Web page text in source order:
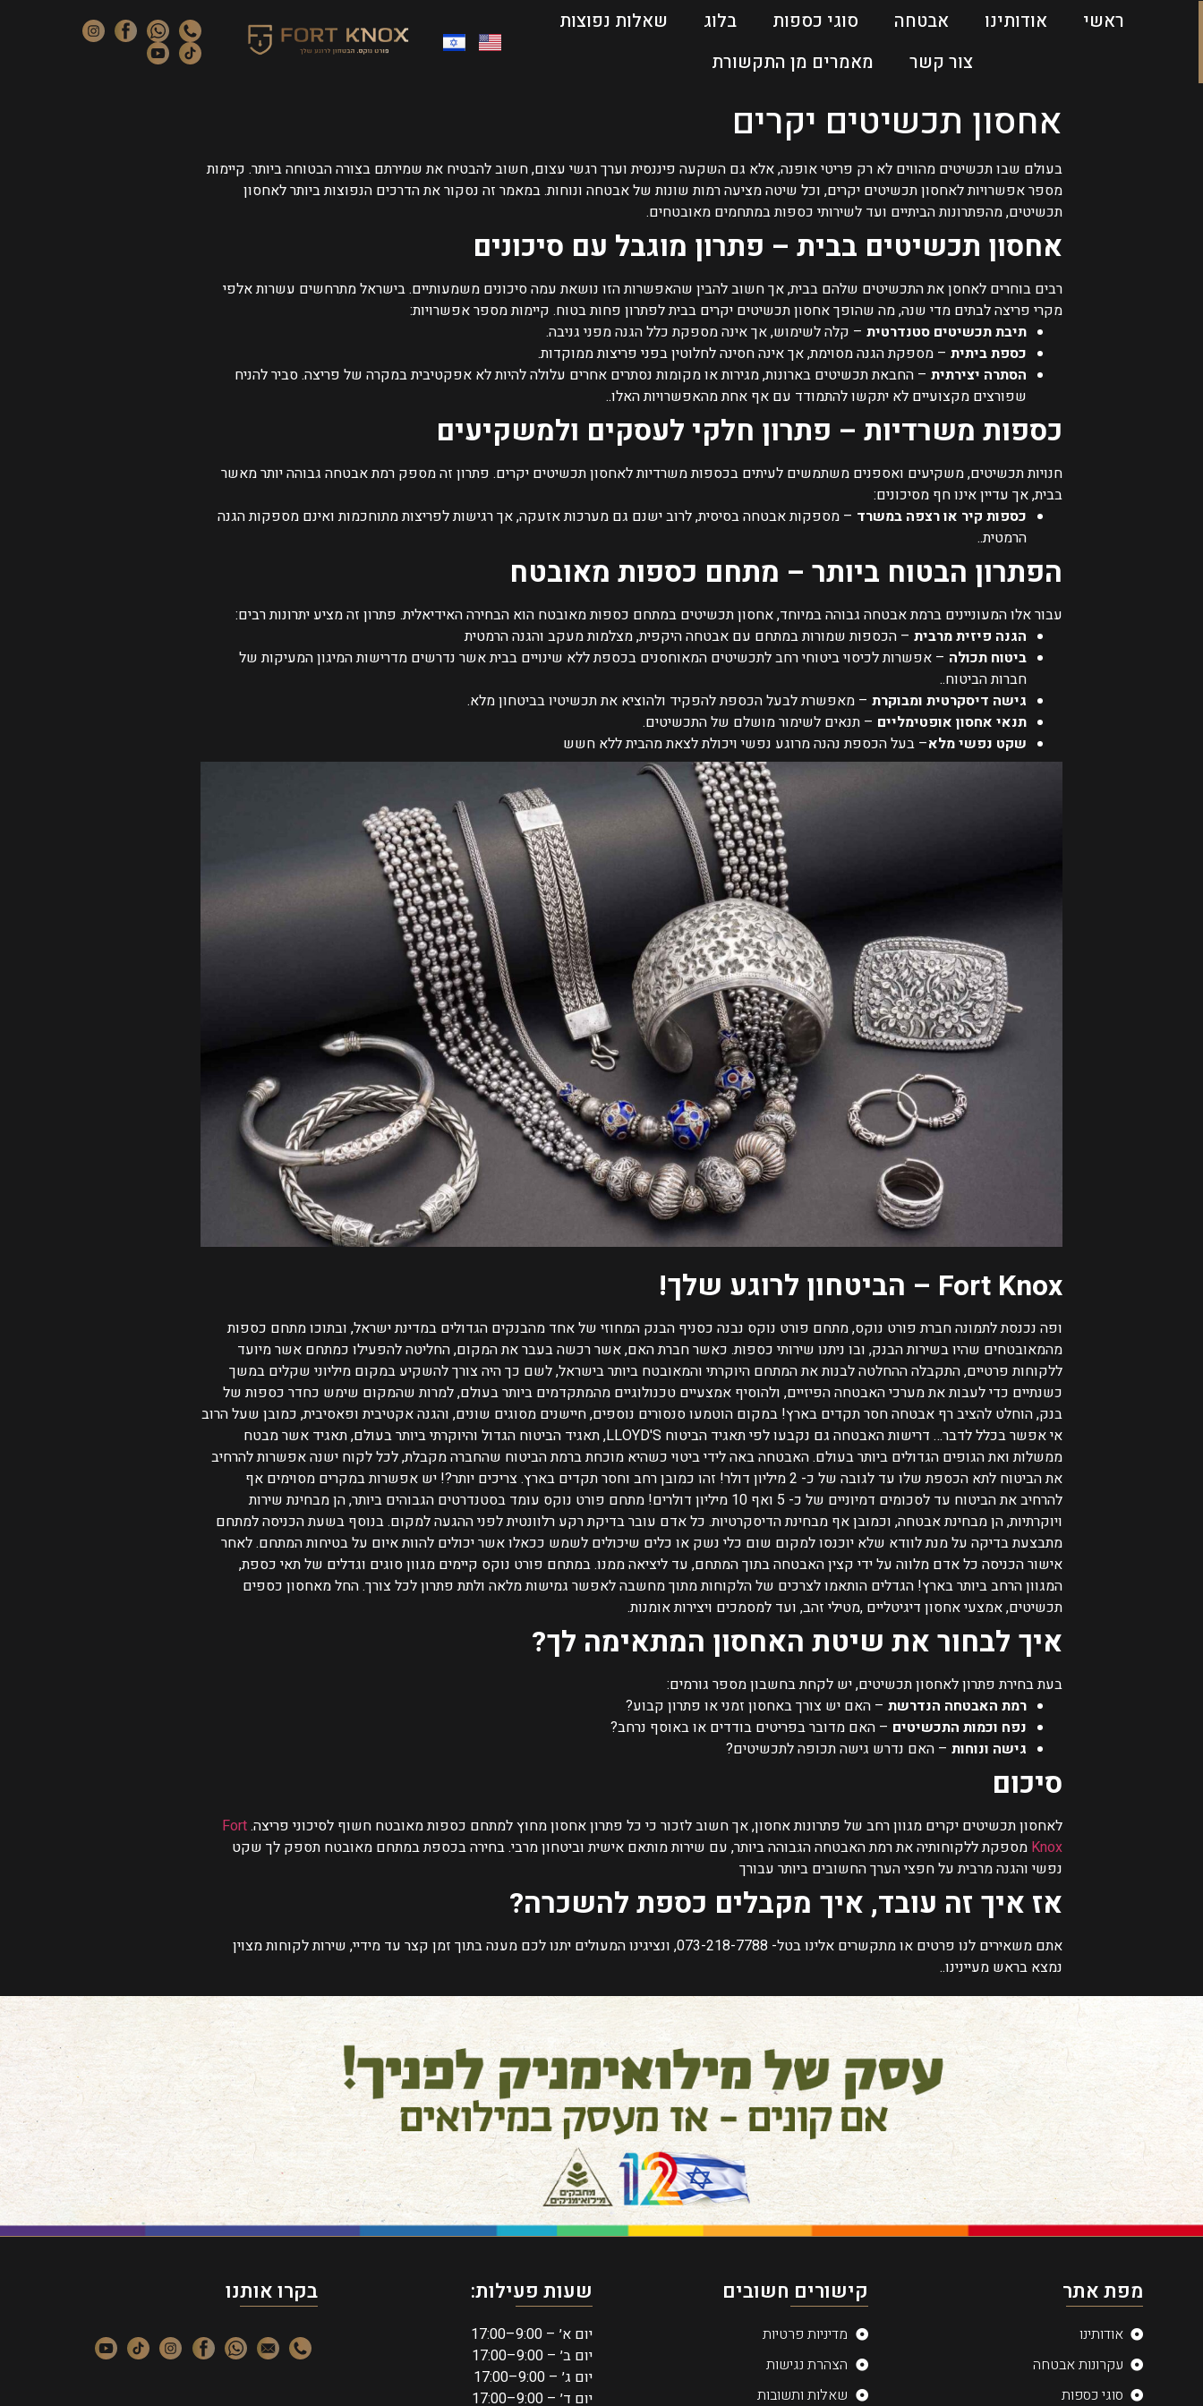
ראשי אודותינו אבטחה סוגי כספות בלוג
שאלות נפוצות
צור קשר
מאמרים מן התקשורת
אחסון תכשיטים יקרים
בעולם שבו תכשיטים מהווים לא רק פריטי אופנה, אלא גם השקעה פיננסית וערך רגשי עצום, חשוב להבטיח את שמירתם בצורה הבטוחה ביותר. קיימות
מספר אפשרויות לאחסון תכשיטים יקרים, וכל שיטה מציעה רמות שונות של אבטחה ונוחות. במאמר זה נסקור את הדרכים הנפוצות ביותר לאחסון
תכשיטים, מהפתרונות הביתיים ועד לשירותי כספות במתחמים מאובטחים.
אחסון תכשיטים בבית – פתרון מוגבל עם סיכונים
רבים בוחרים לאחסן את התכשיטים שלהם בבית, אך חשוב להבין שהאפשרות הזו נושאת עמה סיכונים משמעותיים. בישראל מתרחשים עשרות אלפי
מקרי פריצה לבתים מדי שנה, מה שהופך אחסון תכשיטים יקרים בבית לפתרון פחות בטוח. קיימות מספר אפשרויות:
תיבת תכשיטים סטנדרטית – קלה לשימוש, אך אינה מספקת כלל הגנה מפני גניבה.
כספת ביתית – מספקת הגנה מסוימת, אך אינה חסינה לחלוטין בפני פריצות ממוקדות.
הסתרה יצירתית – החבאת תכשיטים בארונות, מגירות או מקומות נסתרים אחרים עלולה להיות לא אפקטיבית במקרה של פריצה.סביר להניח
שפורצים מקצועיים לא יתקשו להתמודד עם אף אחת מהאפשרויות האלו..
כספות משרדיות – פתרון חלקי לעסקים ולמשקיעים
חנויות תכשיטים, משקיעים ואספנים משתמשים לעיתים בכספות משרדיות לאחסון תכשיטים יקרים. פתרון זה מספק רמת אבטחה גבוהה יותר מאשר
בבית, אך עדיין אינו חף מסיכונים:
כספות קיר או רצפה במשרד – מספקות אבטחה בסיסית, לרוב ישנם גם מערכות אזעקה, אך רגישות לפריצות מתוחכמות ואינם מספקות הגנה
הרמטית..
הפתרון הבטוח ביותר – מתחם כספות מאובטח
עבור אלו המעוניינים ברמת אבטחה גבוהה במיוחד, אחסון תכשיטים במתחם כספות מאובטח הוא הבחירה האידיאלית. פתרון זה מציע יתרונות רבים:
הגנה פיזית מרבית – הכספות שמורות במתחם עם אבטחה היקפית, מצלמות מעקב והגנה הרמטית
ביטוח תכולה – אפשרות לכיסוי ביטוחי רחב לתכשיטים המאוחסנים בכספת ללא שינויים בבית אשר נדרשים מדרישות המיגון המעיקות של
חברות הביטוח..
גישה דיסקרטית ומבוקרת – מאפשרת לבעל הכספת להפקיד ולהוציא את תכשיטיו בביטחון מלא.
תנאי אחסון אופטימליים – תנאים לשימור מושלם של התכשיטים.
שקט נפשי מלא– בעל הכספת נהנה מרוגע נפשי ויכולת לצאת מהבית ללא חשש
Fort Knox – הביטחון לרוגע שלך!
ופה נכנסת לתמונה חברת פורט נוקס, מתחם פורט נוקס נבנה כסניף הבנק המחוזי של אחד מהבנקים הגדולים במדינת ישראל, ובתוכו מתחם כספות
מהמאובטחים שהיו בשירות הבנק, ובו ניתנו שירותי כספות. כאשר חברת האם, אשר רכשה בעבר את המקום, החליטה להפעילו כמתחם אשר מיועד
ללקוחות פרטיים, התקבלה ההחלטה לבנות את המתחם היוקרתי והמאובטח ביותר בישראל, לשם כך היה צורך להשקיע במקום מיליוני שקלים במשך
כשנתיים כדי לעבות את מערכי האבטחה הפיזיים, ולהוסיף אמצעיים טכנולוגיים מהמתקדמים ביותר בעולם, למרות שהמקום שימש כחדר כספות של
בנק, הוחלט להציב רף אבטחה חסר תקדים בארץ! במקום הוטמעו סנסורים נוספים, חיישנים מסוגים שונים, והגנה אקטיבית ופאסיבית, כמובן שעל הרוב
אי אפשר בכלל לדבר…
דרישות האבטחה גם נקבעו לפי תאגיד הביטוח LLOYD'S, תאגיד הביטוח הגדול והיוקרתי ביותר בעולם, תאגיד אשר מבטח
ממשלות ואת הגופים הגדולים ביותר בעולם.האבטחה באה לידי ביטוי כשהיא מוכחת ברמת הביטוח שהחברה מקבלת, לכל לקוח ישנה אפשרות להרחיב
את הביטוח לתא הכספת שלו עד לגובה של כ- 2 מיליון דולר! זהו כמובן רחב וחסר תקדים בארץ.
צריכים יותר?! יש אפשרות במקרים מסוימים אף
להרחיב את הביטוח עד לסכומים דמיוניים של כ- 5 ואף 10 מיליון דולרים!
מתחם פורט נוקס עומד בסטנדרטים הגבוהים ביותר, הן מבחינת שירות
ויוקרתיות, הן מבחינת אבטחה, וכמובן אף מבחינת הדיסקרטיות. כל אדם עובר בדיקת רקע רלוונטית לפני ההגעה למקום.בנוסף בשעת הכניסה למתחם
מתבצעת בדיקה על מנת לוודא שלא יוכנסו למקום שום כלי נשק או כלים שיכולים לשמש ככאלו אשר יכולים להוות איום על בטיחות המתחם.לאחר
אישור הכניסה כל אדם מלווה על ידי קצין האבטחה בתוך המתחם, עד ליציאה ממנו.במתחם פורט נוקס קיימים מגוון סוגים וגדלים של תאי כספת,
המגוון הרחב ביותר בארץ! הגדלים הותאמו לצרכים של הלקוחות מתוך מחשבה לאפשר גמישות מלאה ולתת פתרון לכל צורך.החל מאחסון כספים
תכשיטים, אמצעי אחסון דיגיטליים ,מטילי זהב, ועד למסמכים ויצירות אומנות.
איך לבחור את שיטת האחסון המתאימה לך?
בעת בחירת פתרון לאחסון תכשיטים, יש לקחת בחשבון מספר גורמים:
רמת האבטחה הנדרשת – האם יש צורך באחסון זמני או פתרון קבוע?
נפח וכמות התכשיטים – האם מדובר בפריטים בודדים או באוסף נרחב?
גישה ונוחות – האם נדרש גישה תכופה לתכשיטים?
סיכום
לאחסון תכשיטים יקרים מגוון רחב של פתרונות אחסון, אך חשוב לזכור כי כל פתרון אחסון מחוץ למתחם כספות מאובטח חשוף לסיכוני פריצה.Fort
Knox מספקת ללקוחותיה את רמת האבטחה הגבוהה ביותר, עם שירות מותאם אישית וביטחון מרבי. בחירה בכספת במתחם מאובטח תספק לך שקט
נפשי והגנה מרבית על חפצי הערך החשובים ביותר עבורך
אז איך זה עובד, איך מקבלים כספת להשכרה?
אתם משאירים לנו פרטים או מתקשרים אלינו בטל- 073-218-7788, ונציגינו המעולים יתנו לכם מענה בתוך זמן קצר עד מידיי, שירות לקוחות מצוין
נמצא בראש מעיינינו..
מפת אתר
אודותינו
עקרונות אבטחה
סוגי כספות
קישורים חשובים
מדיניות פרטיות
הצהרת נגישות
שאלות ותשובות
שעות פעילות:
יום א׳ – 9:00–17:00
יום ב׳ – 9:00–17:00
יום ג׳ – 9:00–17:00
יום ד׳ – 9:00–17:00
בקרו אותנו